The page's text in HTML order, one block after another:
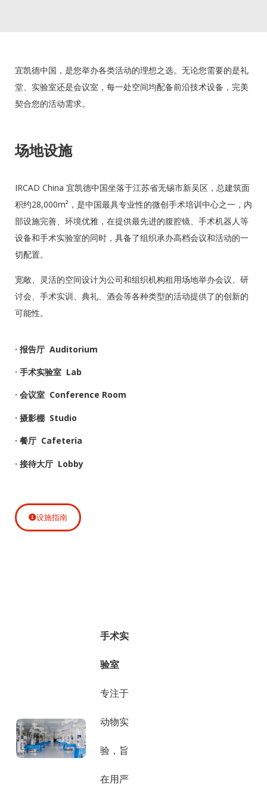
宜凯德中国，是您举办各类活动的理想之选。无论您需要的是礼
堂、实验室还是会议室，每一处空间均配备前沿技术设备，完美
契合您的活动需求。
场地设施
IRCAD China 宜凯德中国坐落于江苏省无锡市新吴区，总建筑面
积约28,000m²，是中国最具专业性的微创手术培训中心之一，内
部设施完善、环境优雅，在提供最先进的腹腔镜、手术机器人等
设备和手术实验室的同时，具备了组织承办高档会议和活动的一
切配置。
宽敞、灵活的空间设计为公司和组织机构租用场地举办会议、研
讨会、手术实训、典礼、酒会等各种类型的活动提供了的创新的
可能性。
· 报告厅 Auditorium
· 手术实验室 Lab
· 会议室 Conference Room
· 摄影棚 Studio
· 餐厅 Cafeteria
· 接待大厅 Lobby
设施指南
手术实
验室
专注于
动物实
验，旨
在用严